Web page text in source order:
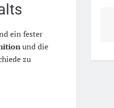
ein fester
und die
zu